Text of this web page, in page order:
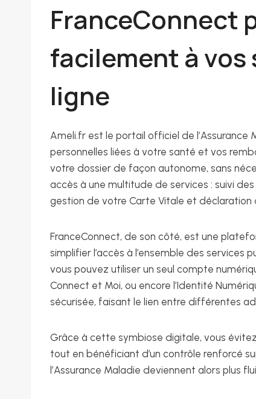
FranceConnect
facilement à vos
ligne
Ameli.fr est le portail officiel de l’Assurance
personnelles liées à votre santé et vos
votre dossier de façon autonome, sans
accès à une multitude de services : suivi
gestion de votre Carte Vitale et
FranceConnect, de son côté, est une
simplifier l’accès à l’ensemble des services
vous pouvez utiliser un seul compte
Connect et Moi, ou encore l’Identité
sécurisée, faisant le lien entre différentes
Grâce à cette symbiose digitale, vous
tout en bénéficiant d’un contrôle renforcé
l’Assurance Maladie deviennent alors plus